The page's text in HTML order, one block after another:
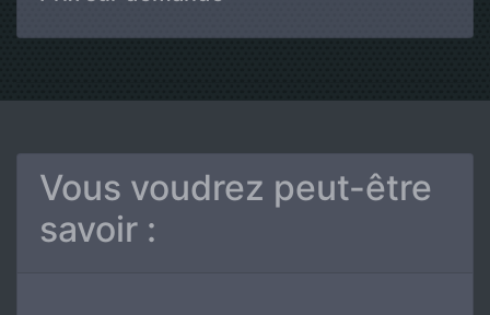
Vous voudrez peut-être
savoir :